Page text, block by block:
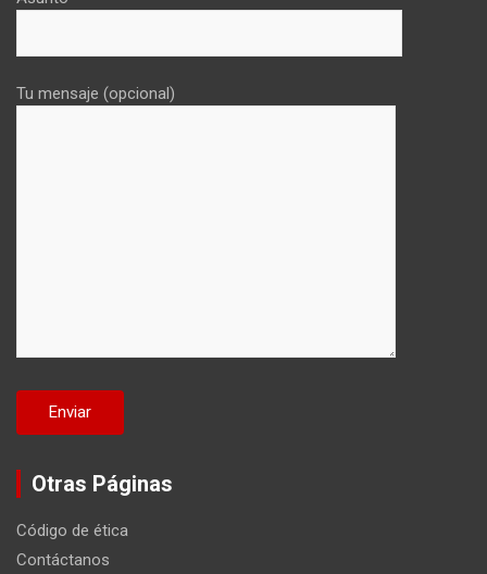
Tu mensaje (opcional)
Otras Páginas
Código de ética
Contáctanos